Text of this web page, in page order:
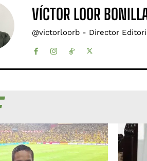
VÍCTOR LOOR
@victorloorb - Director